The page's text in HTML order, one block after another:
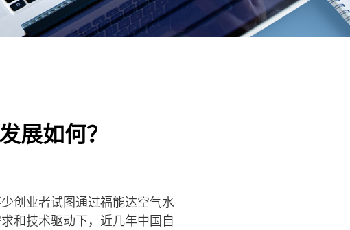
展如何？
创业者试图通过福能达空气水
和技术驱动下，近几年中国自